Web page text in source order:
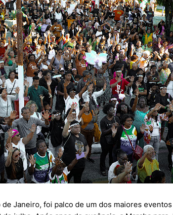
Janeiro, foi palco de um dos maiores